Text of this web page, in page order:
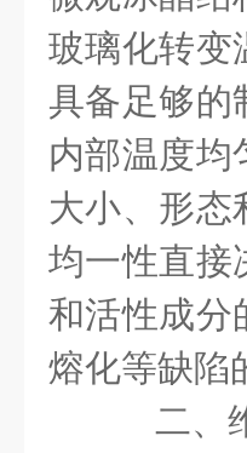
玻璃化转变
具备足够的
内部温度均
大小、形态
均一性直接
和活性成分
熔化等缺陷
二、